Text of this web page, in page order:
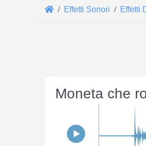
Effetti Sonori Effetti
Moneta che